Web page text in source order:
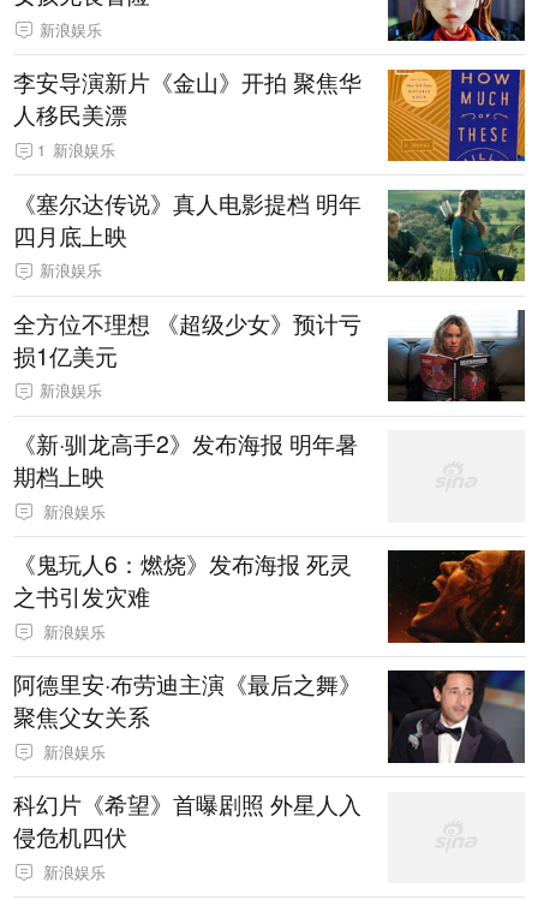
新浪娱乐
李安导演新片《金山》开拍 聚焦华
人移民美漂
1 新浪娱乐
《塞尔达传说》真人电影提档 明年
四月底上映
新浪娱乐
全方位不理想 《超级少女》预计亏
损1亿美元
新浪娱乐
《新·驯龙高手2》发布海报 明年暑
期档上映
新浪娱乐
《鬼玩人6：燃烧》发布海报 死灵
之书引发灾难
新浪娱乐
阿德里安·布劳迪主演《最后之舞》
聚焦父女关系
新浪娱乐
科幻片《希望》首曝剧照 外星人入
侵危机四伏
新浪娱乐